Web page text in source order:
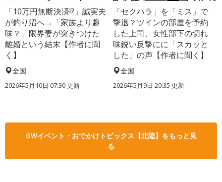
「10万円無断決済!?」誠実夫
が釣り沼へ→「家族より趣
味？」限界妻が突きつけた
離婚という結末【作者に聞
く】
全国
2026年5月10日 07:30 更新
「セクハラ」を「ミス」で
撃退？ツインの部屋を予約
した上司、女性部下の切れ
味鋭い反撃にに「スカッと
した」の声【作者に聞く】
全国
2026年5月9日 20:35 更新
GWイベント・おでかけトピックス【北陸】をもっと見
る